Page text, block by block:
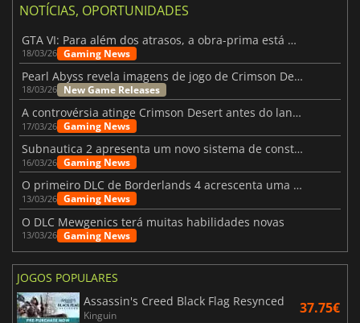
NOTÍCIAS, OPORTUNIDADES
GTA VI: Para além dos atrasos, a obra-prima está quase a chegar
18/03/26 Gaming News
Pearl Abyss revela imagens de jogo de Crimson Desert para a PS5
18/03/26 New Game Releases
A controvérsia atinge Crimson Desert antes do lançamento
17/03/26 Gaming News
Subnautica 2 apresenta um novo sistema de construção de bases
16/03/26 Gaming News
O primeiro DLC de Borderlands 4 acrescenta uma nova personagem e muito mais
13/03/26 Gaming News
O DLC Mewgenics terá muitas habilidades novas
13/03/26 Gaming News
JOGOS POPULARES
Assassin's Creed Black Flag Resynced
Kinguin 37.75€